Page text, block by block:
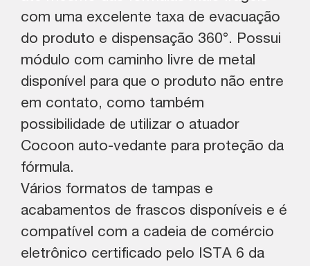
com uma excelente taxa de evacuação
do produto e dispensação 360°. Possui
módulo com caminho livre de metal
disponível para que o produto não entre
em contato, como também
possibilidade de utilizar o atuador
Cocoon auto-vedante para proteção da
fórmula.
Vários formatos de tampas e
acabamentos de frascos disponíveis e é
compatível com a cadeia de comércio
eletrônico certificado pelo ISTA 6 da